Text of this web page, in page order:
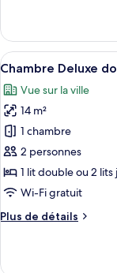
Deluxe,
balcon
Chambre
simple
Deluxe,
Afficher
toutes
les
photos
pour
ce
type
de
chambre :
Chambre
13
Chambre Deluxe
Vue sur la ville
14 m²
1 chambre
2 personnes
1 lit double ou 2 lits
Wi-Fi gratuit
Plus de détails
Plus